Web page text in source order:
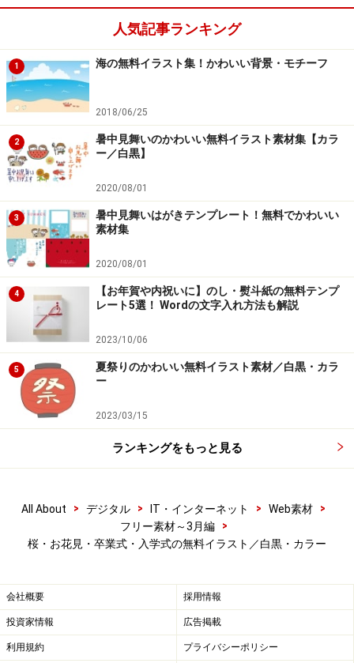
す。
はかま姿の女の子のフリーイラスト
人気記事ランキング
1 海の無料イラスト集！かわいい背景・モチーフ
2018/06/25
2
暑中見舞いのかわいい無料イラスト素材集【カラ
ー／白黒】
2020/08/01
3
暑中見舞いはがきテンプレート！無料でかわいい
素材集
2020/08/01
4
【お年賀や内祝いに】のし・熨斗紙の無料テンプ
レート5選！ Wordの文字入れ方法も解説
2023/10/06
5
夏祭りのかわいい無料イラスト素材／白黒・カラ
ー
2023/03/15
ランキングをもっと見る
All About > デジタル > IT・インターネット > Web素材
>
フリー素材～3月編
>
桜・お花見・卒業式・入学式の無料イラスト／白黒・カラー
会社概要 採用情報
投資家情報 広告掲載
利用規約 プライバシーポリシー